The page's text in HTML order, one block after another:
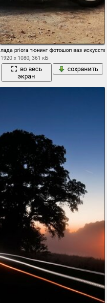
лада priora тюнинг фотошоп ваз
1920 x 1080, 361 кБ
во весь
экран
сохранить